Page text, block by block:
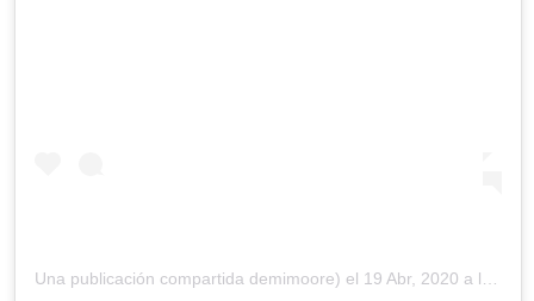
Una publicación compartida demimoore) el 19 Abr, 2020 a las 10:39 PDT